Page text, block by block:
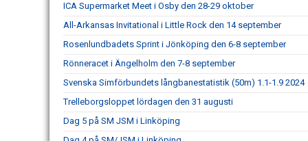
ICA Supermarket Meet i Osby den 28-29 oktober
All-Arkansas Invitational i Little Rock den 14 september
Rosenlundbadets Sprint i Jönköping den 6-8 september
Rönneracet i Ängelholm den 7-8 september
Svenska Simförbundets långbanestatistik (50m) 1.1-1.9 2024
Trelleborgsloppet lördagen den 31 augusti
Dag 5 på SM JSM i Linköping